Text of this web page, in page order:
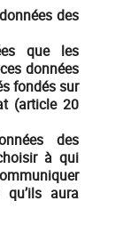
des
que les
données
fondés sur
(article 20
des
à qui
aura